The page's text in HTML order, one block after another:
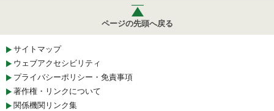
ページの先頭へ戻る
サイトマップ
ウェブアクセシビリティ
プライバシーポリシー・免責事項
著作権・リンクについて
関係機関リンク集